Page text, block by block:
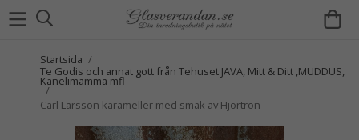
Startsida /
Te Godis och annat gott från Tehuset JAVA, Mitt & Ditt ,MUDDUS,
Kanelimamma mfl
/
Carl Larsson karameller med smak av Hjortron